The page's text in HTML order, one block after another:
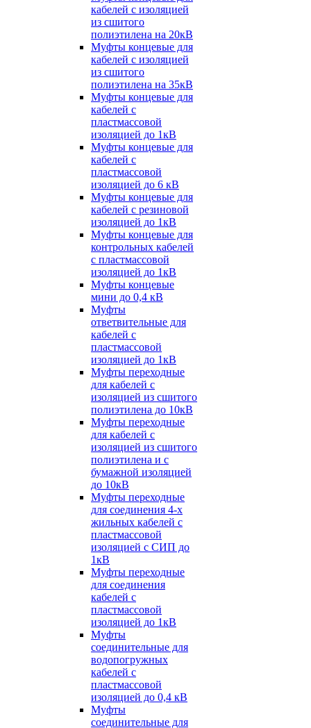
кабелей с изоляцией
из сшитого
полиэтилена на 20кВ
Муфты концевые для
кабелей с изоляцией
из сшитого
полиэтилена на 35кВ
Муфты концевые для
кабелей с
пластмассовой
изоляцией до 1кВ
Муфты концевые для
кабелей с
пластмассовой
изоляцией до 6 кВ
Муфты концевые для
кабелей с резиновой
изоляцией до 1кВ
Муфты концевые для
контрольных кабелей
с пластмассовой
изоляцией до 1кВ
Муфты концевые
мини до 0,4 кВ
Муфты
ответвительные для
кабелей с
пластмассовой
изоляцией до 1кВ
Муфты переходные
для кабелей с
изоляцией из сшитого
полиэтилена до 10кВ
Муфты переходные
для кабелей с
изоляцией из сшитого
полиэтилена и с
бумажной изоляцией
до 10кВ
Муфты переходные
для соединения 4-х
жильных кабелей с
пластмассовой
изоляцией с СИП до
1кВ
Муфты переходные
для соединения
кабелей с
пластмассовой
изоляцией до 1кВ
Муфты
соединительные для
водопогружных
кабелей с
пластмассовой
изоляцией до 0,4 кВ
Муфты
соединительные для